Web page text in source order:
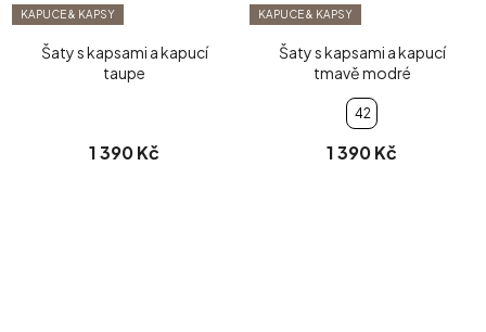
KAPUCE & KAPSY
Šaty s kapsami a kapucí
taupe
1 390 Kč
KAPUCE & KAPSY
Šaty s kapsami a kapucí
tmavě modré
42
1 390 Kč